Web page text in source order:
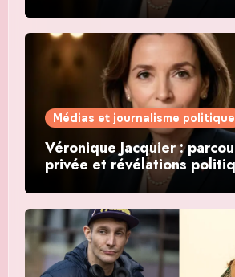
Médias et journalisme politique
Véronique Jacquier :
privée et révélations